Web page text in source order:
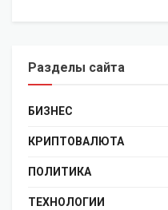
Разделы сайта
БИЗНЕС
КРИПТОВАЛЮТА
ПОЛИТИКА
ТЕХНОЛОГИИ